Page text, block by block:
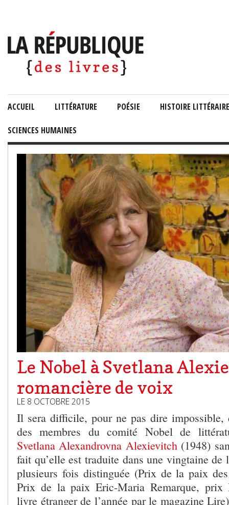
ACCUEIL LITTÉRATURE POÉSIE HISTOIRE LITTÉRAIRE
SCIENCES HUMAINES
Le Nobel à Svetlana
romancière de voix
LE 8 OCTOBRE 2015
Il sera difficile, pour ne pas dire impossible,
des membres du comité Nobel de
Svetlana Alexandrovna Alexievitch (1948)
fait qu’elle est traduite dans une vingtaine de
plusieurs fois distinguée (Prix de la paix
Prix de la paix Eric-Maria Remarque,
livre étranger de l’année par le magazine